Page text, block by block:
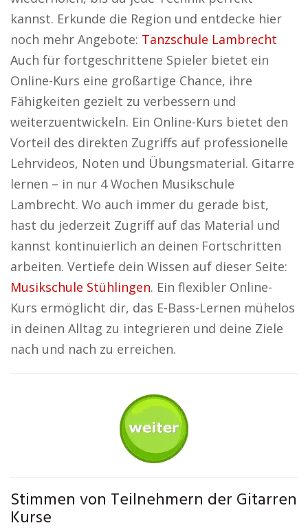
kannst. Erkunde die Region und entdecke hier
noch mehr Angebote: Tanzschule Lambrecht
Auch für fortgeschrittene Spieler bietet ein
Online-Kurs eine großartige Chance, ihre
Fähigkeiten gezielt zu verbessern und
weiterzuentwickeln. Ein Online-Kurs bietet den
Vorteil des direkten Zugriffs auf professionelle
Lehrvideos, Noten und Übungsmaterial. Gitarre
lernen – in nur 4 Wochen Musikschule
Lambrecht. Wo auch immer du gerade bist,
hast du jederzeit Zugriff auf das Material und
kannst kontinuierlich an deinen Fortschritten
arbeiten. Vertiefe dein Wissen auf dieser Seite:
Musikschule Stühlingen. Ein flexibler Online-
Kurs ermöglicht dir, das E-Bass-Lernen mühelos
in deinen Alltag zu integrieren und deine Ziele
nach und nach zu erreichen.
Stimmen von Teilnehmern der Gitarren
Kurse